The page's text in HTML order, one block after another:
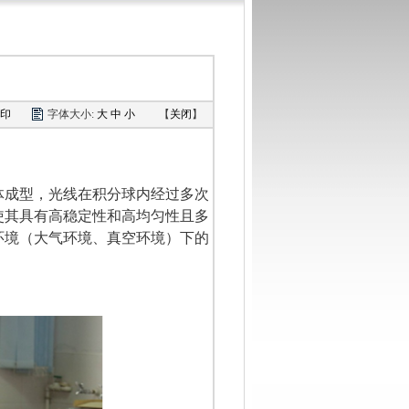
字体大小: 大 中 小 【 关闭 】
型，光线在积分球内经过多次
具有高稳定性和高均匀性且多
（大气环境、真空环境）下的